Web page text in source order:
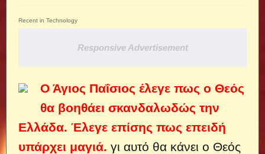
Recent in Technology
Responsive Advertisement
Ο Άγιος Παΐσιος έλεγε πως ο Θεός
θα βοηθάει σκανδαλωδώς την
Ελλάδα. Έλεγε επίσης πως επειδή
υπάρχει μαγιά. γι αυτό θα κάνει ο Θεός